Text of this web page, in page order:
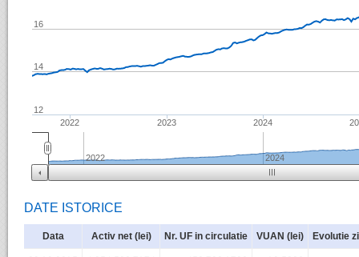
2022 2023 2024
14
16
12
2022 2024
DATE ISTORICE
Data Activ net (lei) Nr. UF in circulatie VUAN (lei) Evolutie